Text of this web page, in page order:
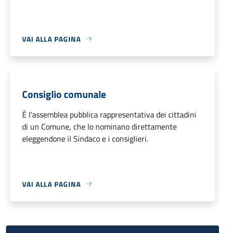
VAI ALLA PAGINA
Consiglio comunale
È l'assemblea pubblica rappresentativa dei cittadini
di un Comune, che lo nominano direttamente
eleggendone il Sindaco e i consiglieri.
VAI ALLA PAGINA